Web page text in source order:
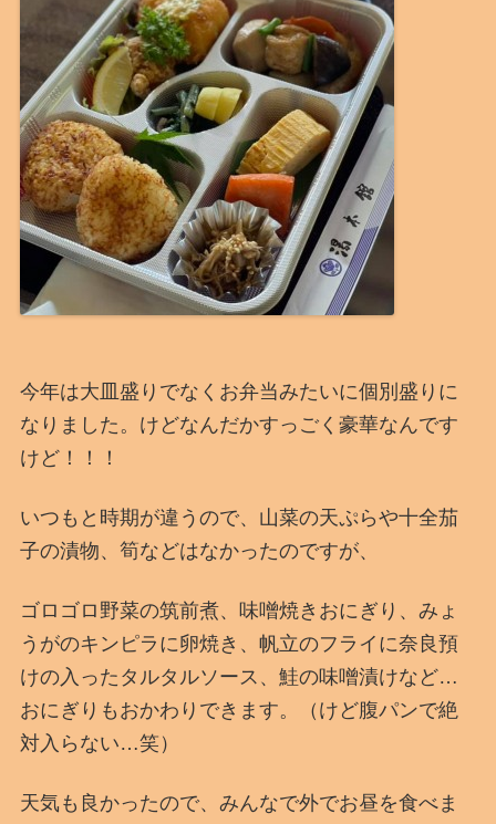
今年は大皿盛りでなくお弁当みたいに個別盛りに
なりました。けどなんだかすっごく豪華なんです
けど！！！
いつもと時期が違うので、山菜の天ぷらや十全茄
子の漬物、筍などはなかったのですが、
ゴロゴロ野菜の筑前煮、味噌焼きおにぎり、みょ
うがのキンピラに卵焼き、帆立のフライに奈良預
けの入ったタルタルソース、鮭の味噌漬けなど…
おにぎりもおかわりできます。（けど腹パンで絶
対入らない…笑）
天気も良かったので、みんなで外でお昼を食べま